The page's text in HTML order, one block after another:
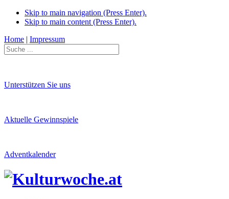
Skip to main navigation (Press Enter).
Skip to main content (Press Enter).
Home | Impressum
Unterstützen Sie uns
Aktuelle Gewinnspiele
Adventkalender